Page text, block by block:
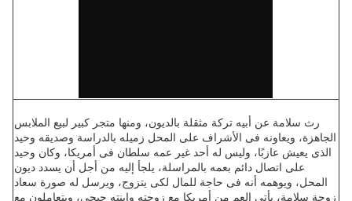
رث سلامة عن أبيه تركة مثقلة بالديون، ومنها متجر كبير لبيع الملابس
الجاهزة، ويعاونه فى الأشراف على المحل زميله بالدراسة وصديقه وحيد
الذى يعيش عازبًا، وليس له أحد غير عمه سلطان فى أمريكا، وكان وحيد
على اتصال دائم بعمه بالمراسلة، يلجأ إليه من أجل أن يسدد ديون
المحل، ويوهمه أنه فى حاجة للمال لكى يتزوج، ويرسل له صورة سعاد
زوجة سلامة، يأتى العم من أمريكا مع زوجته وابنته جيجى، ويتعاملون مع